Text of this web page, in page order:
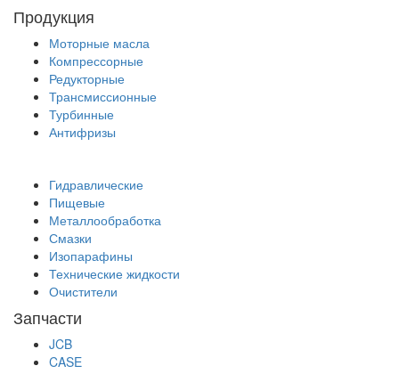
Продукция
Моторные масла
Компрессорные
Редукторные
Трансмиссионные
Турбинные
Антифризы
Гидравлические
Пищевые
Металлообработка
Смазки
Изопарафины
Технические жидкости
Очистители
Запчасти
JCB
CASE